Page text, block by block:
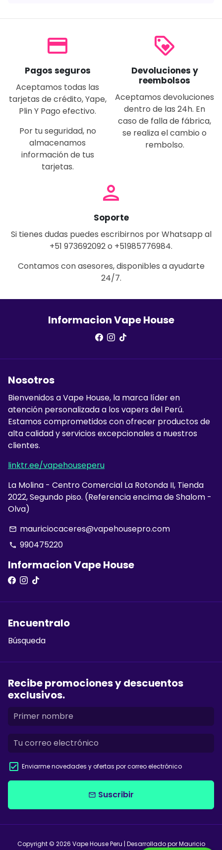
payment
Pagos seguros
Aceptamos todas las
tarjetas de crédito, Yape,
Plin Y Pago efectivo.
Por tu seguridad, no
almacenamos
información de tus
tarjetas.
loyalty
Devoluciones y
reembolsos
Aceptamos devoluciones
dentro de las 24h. En
caso de falla de fábrica,
se realiza el cambio o
rembolso.
person
Soporte
Si tienes dudas puedes escribirnos por Whatsapp al
+51 973692092 o +51985776984.
Contamos con asesores, disponibles a ayudarte
24/7.
Informacion Vape House
Nosotros
Bienvenidos a Vape House, la marca líder en
atención personalizada a los vapers del Perú.
Estamos comprometidos con ofrecer productos de
alta calidad y servicios excepcionales a nuestros
clientes.
linktr.ee/vapehouseperu
La Molina - Centro Comercial La Rotonda II, Tienda
2022, Segundo piso. (Referencia encima de Shalom -
Olva)
email mauriciocaceres@vapehousepro.com
phone 990475220
Informacion Vape House
Encuentralo
Búsqueda
Recibe promociones y descuentos
exclusivos.
Enviarme novedades y ofertas por correo electrónico
email Suscribir
Copyright © 2026 Vape House Peru | Desarrollado por Mauricio